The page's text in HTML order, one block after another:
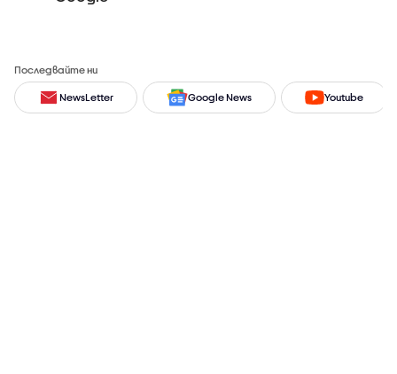
Последвайте ни
NewsLetter Google News Youtube